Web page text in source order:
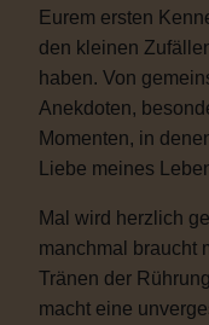
Eurem ersten
den kleinen
haben. Von
Anekdoten,
Momenten, in
Liebe meines
Mal wird herzlich
manchmal braucht
Tränen der
macht eine